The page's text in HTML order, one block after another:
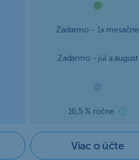
Zadarmo - 1x mesačne
Zadarmo - júl a august
16,5 % ročne
Viac o účte